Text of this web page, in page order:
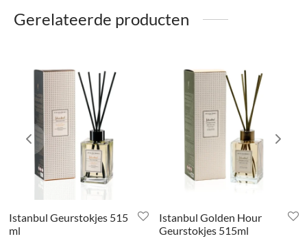
Gerelateerde producten
Istanbul Geurstokjes 515
ml
Istanbul Golden Hour
Geurstokjes 515ml